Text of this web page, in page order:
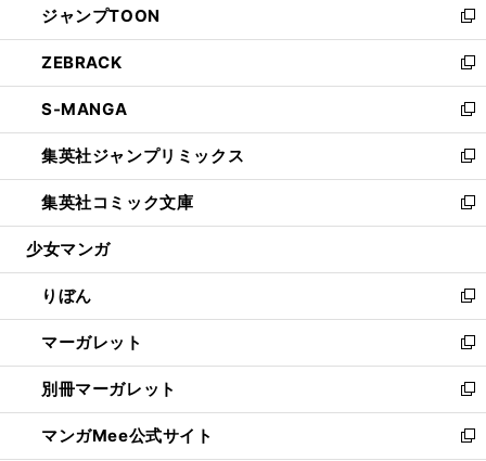
く
で
開
く
ド
ウ
で
開
く
ィ
ン
ド
ウ
で
開
く
い
ウ
ィ
ン
ド
ウ
で
開
く
ジャンプTOON
新
し
い
ウ
ィ
ン
ド
ウ
で
開
ZEBRACK
新
し
い
ウ
ィ
ン
ド
ウ
開
く
S-MANGA
新
し
い
ウ
ィ
ン
ウ
で
開
く
集英社ジャンプリミックス
新
し
い
ウ
ン
ド
ウ
で
開
く
集英社コミック文庫
新
し
ウ
ィ
ン
ド
ウ
で
開
く
少女マンガ
りぼん
新
し
い
ウ
ィ
ン
ド
マーガレット
新
し
い
ウ
ィ
別冊マーガレット
新
し
い
マンガMee公式サイト
新